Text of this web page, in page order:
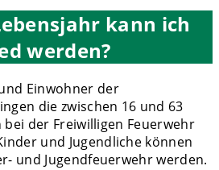
kann ich
werden?
Einwohner der
die zwischen 16 und 63
bei der Freiwilligen Feuerwehr
und Jugendliche können
und Jugendfeuerwehr werden.